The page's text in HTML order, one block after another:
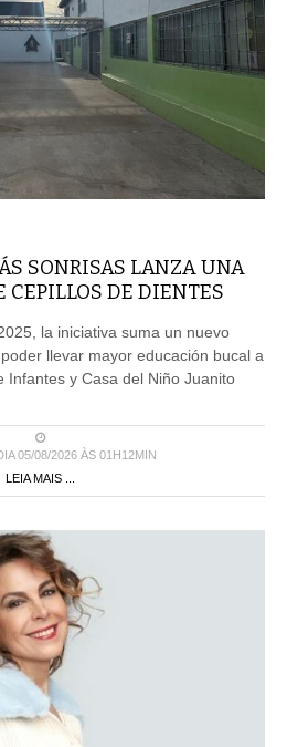
SONRISAS LANZA UNA
CEPILLOS DE DIENTES
la iniciativa suma un nuevo
llevar mayor educación bucal a
Infantes y Casa del Niño Juanito
05/08/2026 ÀS 01H12MIN
LEIA MAIS ...